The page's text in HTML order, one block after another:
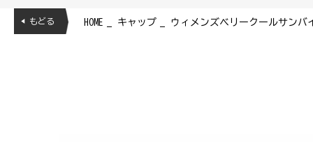
HOME キャップ ウィメンズベリークールサンバ
◀ もどる